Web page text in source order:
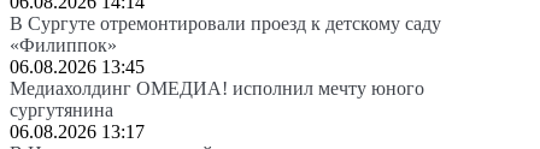
В Сургуте отремонтировали проезд к детскому саду
«Филиппок»
06.08.2026 13:45
Медиахолдинг ОМЕДИА! исполнил мечту юного
сургутянина
06.08.2026 13:17